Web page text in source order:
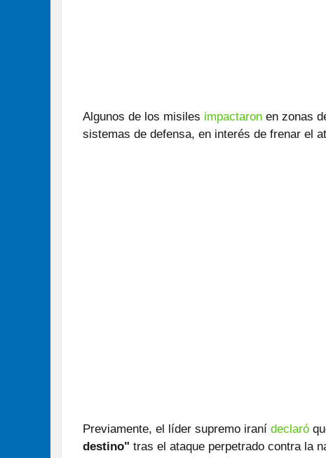
Algunos de los misiles impactaron en zonas
sistemas de defensa, en interés de frenar el
Previamente, el líder supremo iraní declaró
destino" tras el ataque perpetrado contra la